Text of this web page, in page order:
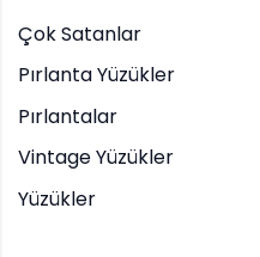
Çok Satanlar
Pırlanta Yüzükler
Pırlantalar
Vintage Yüzükler
Yüzükler